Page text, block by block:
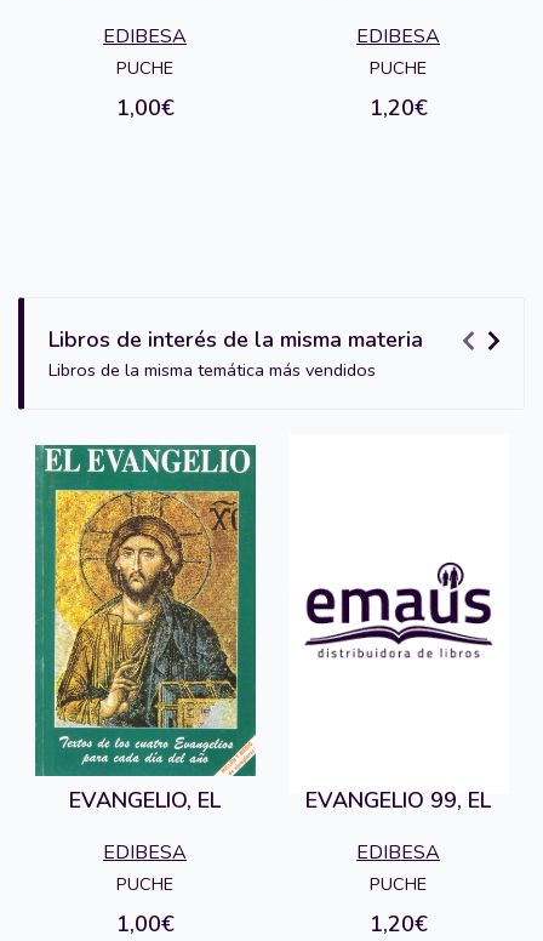
EDIBESA
PUCHE
1,00€
EDIBESA
PUCHE
1,20€
Libros de interés de la misma materia
Libros de la misma temática más vendidos
EVANGELIO, EL
EDIBESA
PUCHE
1,00€
EVANGELIO 99, EL
EDIBESA
PUCHE
1,20€